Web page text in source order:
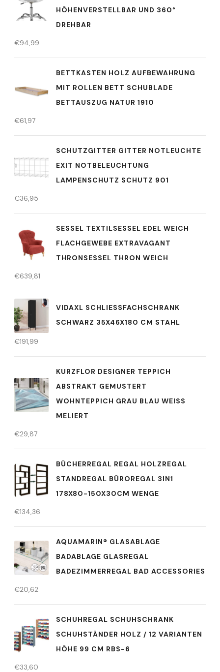
HÖHENVERSTELLBAR UND 360°
DREHBAR
€94,99
BETTKASTEN HOLZ AUFBEWAHRUNG
MIT ROLLEN BETT SCHUBLADE
BETTAUSZUG NATUR 1910
€61,97
SCHUTZGITTER GITTER NOTLEUCHTE
EXIT NOTBELEUCHTUNG
LAMPENSCHUTZ SCHUTZ 901
€36,95
SESSEL TEXTILSESSEL EDEL WEICH
FLACHGEWEBE EXTRAVAGANT
THRONSESSEL THRON WEICH
€639,81
VIDAXL SCHLIESSFACHSCHRANK S
CHWARZ 35X46X180 CM STAHL
€191,99
KURZFLOR DESIGNER TEPPICH
ABSTRAKT GEMUSTERT
WOHNTEPPICH GRAU BLAU WEISS
MELIERT
€29,87
BÜCHERREGAL REGAL HOLZREGAL
STANDREGAL BÜROREGAL 3IN1
178X80-150X30CM WENGE
€134,36
AQUAMARIN® GLASABLAGE
BADABLAGE GLASREGAL
BADEZIMMERREGAL BAD ACCESSORIES
€20,62
SCHUHREGAL SCHUHSCHRANK
SCHUHSTÄNDER HOLZ / 12 VARIANTEN
HÖHE 99 CM RBS-6
€33,60